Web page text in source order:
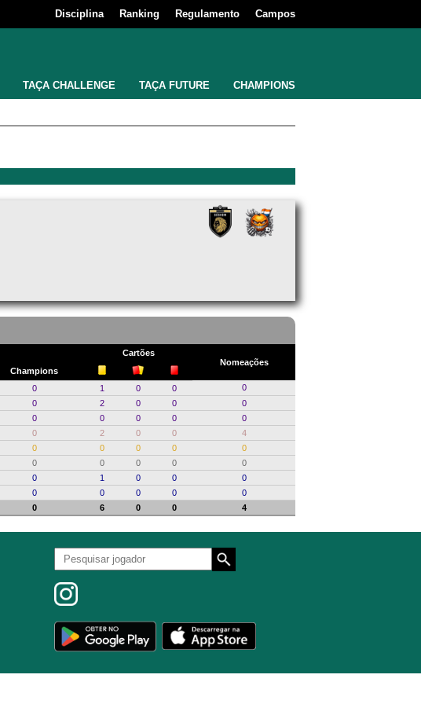
Disciplina Ranking Regulamento Campos
TAÇA CHALLENGE TAÇA FUTURE CHAMPIONS
Cartões
Nomeações
Champions
0 1 0 0
0
0 2 0 0
0
0 0 0 0
0
0 2 0 0
4
0 0 0 0
0
0 0 0 0
0
0 1 0 0
0
0 0 0 0
0
0 6 0 0 4